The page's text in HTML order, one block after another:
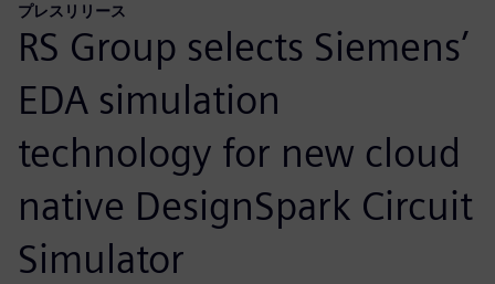
プレスリリース
RS Group selects Siemens’
EDA simulation
technology for new cloud
native DesignSpark Circuit
Simulator